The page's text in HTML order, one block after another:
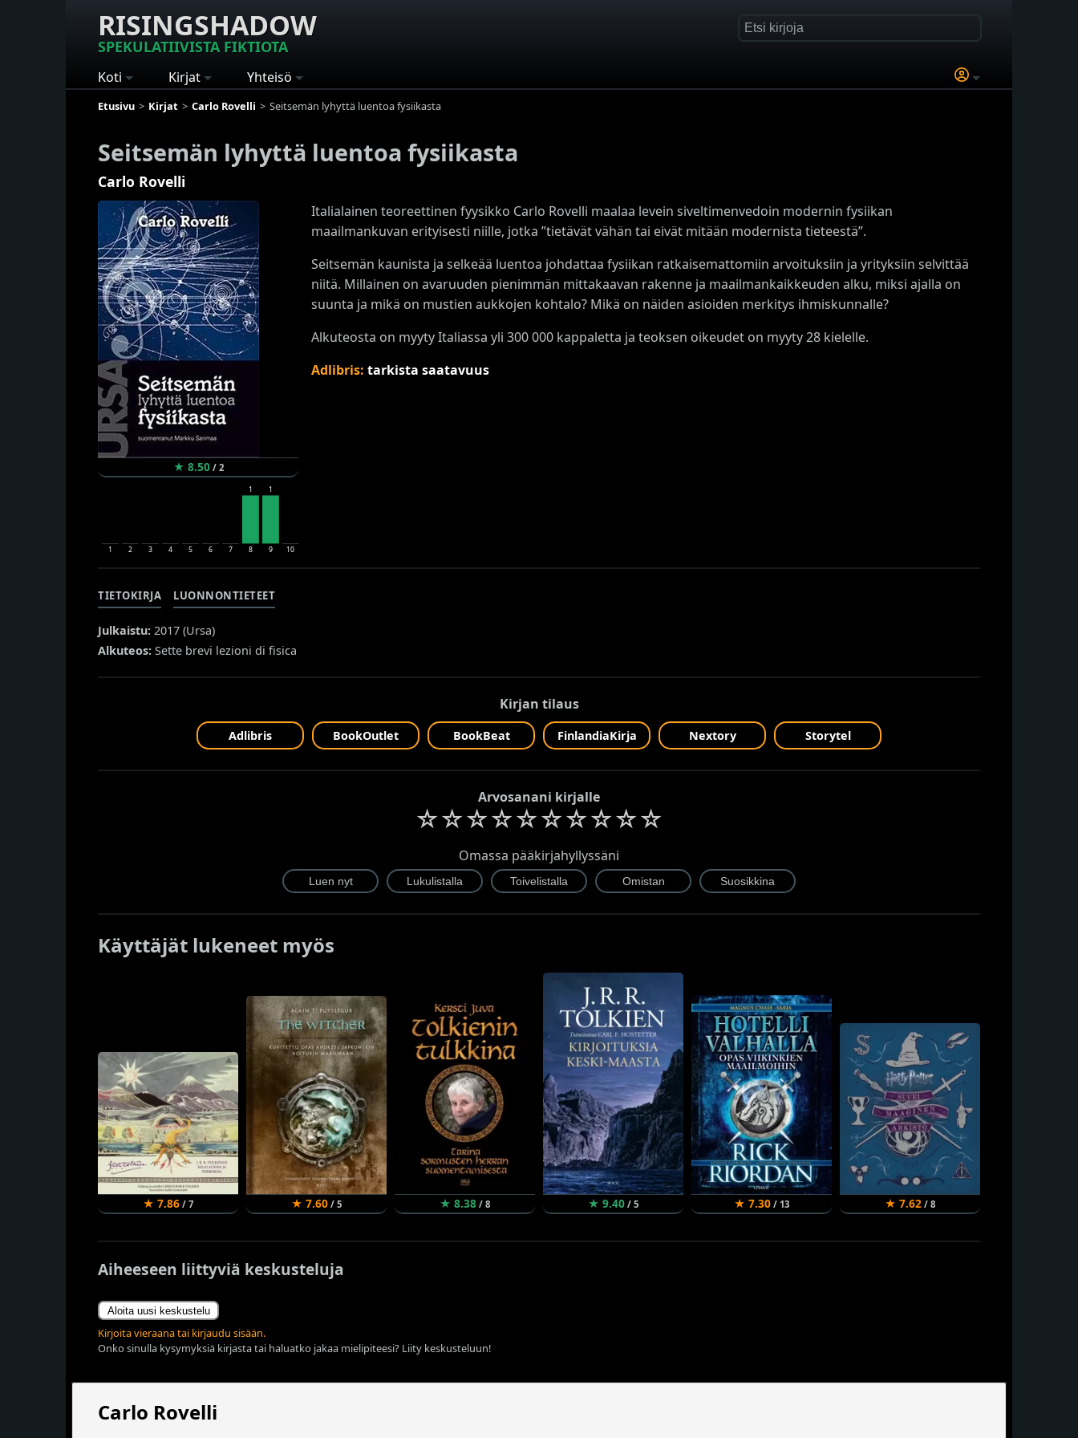
RISINGSHADOW
SPEKULATIIVISTA FIKTIOTA
Koti Kirjat Yhteisö
Etusivu Kirjat Carlo Rovelli Seitsemän lyhyttä luentoa fysiikasta
Seitsemän lyhyttä luentoa fysiikasta
Carlo Rovelli
★ 8.50/ 2
1 2 3 4 5 6 7
1
8
1
9 10
Italialainen teoreettinen fyysikko Carlo Rovelli maalaa levein siveltimenvedoin modernin fysiikan
maailmankuvan erityisesti niille, jotka ”tietävät vähän tai eivät mitään modernista tieteestä”.
Seitsemän kaunista ja selkeää luentoa johdattaa fysiikan ratkaisemattomiin arvoituksiin ja yrityksiin selvittää
niitä. Millainen on avaruuden pienimmän mittakaavan rakenne ja maailmankaikkeuden alku, miksi ajalla on
suunta ja mikä on mustien aukkojen kohtalo? Mikä on näiden asioiden merkitys ihmiskunnalle?
Alkuteosta on myyty Italiassa yli 300 000 kappaletta ja teoksen oikeudet on myyty 28 kielelle.
Adlibris: tarkista saatavuus
TIETOKIRJA LUONNONTIETEET
Julkaistu: 2017 (Ursa)
Alkuteos: Sette brevi lezioni di fisica
Kirjan tilaus
Adlibris BookOutlet BookBeat FinlandiaKirja Nextory Storytel
Arvosanani kirjalle
☆☆☆☆☆☆☆☆☆☆
Omassa pääkirjahyllyssäni
Käyttäjät lukeneet myös
★ 7.86 / 7 ★ 7.60 / 5 ★ 8.38 / 8 ★ 9.40 / 5 ★ 7.30 / 13 ★ 7.62 / 8
Aiheeseen liittyviä keskusteluja
Aloita uusi keskustelu
Kirjoita vieraana tai kirjaudu sisään.
Onko sinulla kysymyksiä kirjasta tai haluatko jakaa mielipiteesi? Liity keskusteluun!
Carlo Rovelli